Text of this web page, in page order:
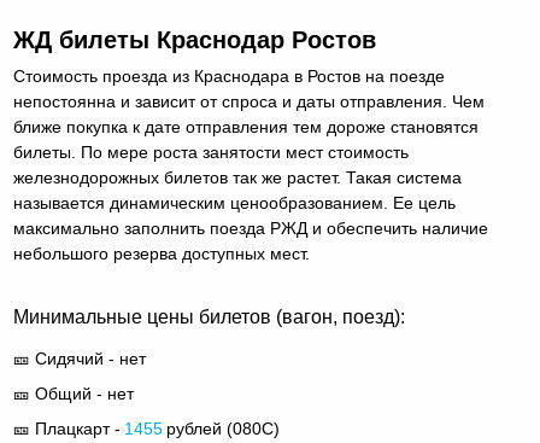
ЖД билеты Краснодар Ростов
Стоимость проезда из Краснодара в Ростов на поезде
непостоянна и зависит от спроса и даты отправления. Чем
ближе покупка к дате отправления тем дороже становятся
билеты. По мере роста занятости мест стоимость
железнодорожных билетов так же растет. Такая система
называется динамическим ценообразованием. Ее цель
максимально заполнить поезда РЖД и обеспечить наличие
небольшого резерва доступных мест.
Минимальные цены билетов (вагон, поезд):
🎫 Сидячий - нет
🎫 Общий - нет
🎫 Плацкарт - 1455 рублей (080С)